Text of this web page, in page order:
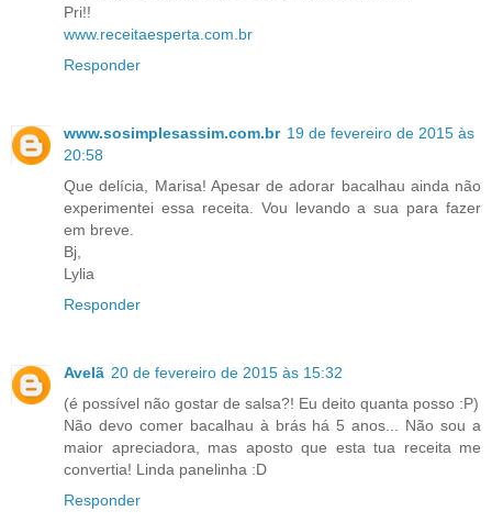
Pri!!
www.receitaesperta.com.br
Responder
www.sosimplesassim.com.br 19 de fevereiro de 2015 às
20:58
Que delícia, Marisa! Apesar de adorar bacalhau ainda não
experimentei essa receita. Vou levando a sua para fazer
em breve.
Bj,
Lylia
Responder
Avelã 20 de fevereiro de 2015 às 15:32
(é possível não gostar de salsa?! Eu deito quanta posso :P)
Não devo comer bacalhau à brás há 5 anos... Não sou a
maior apreciadora, mas aposto que esta tua receita me
convertia! Linda panelinha :D
Responder